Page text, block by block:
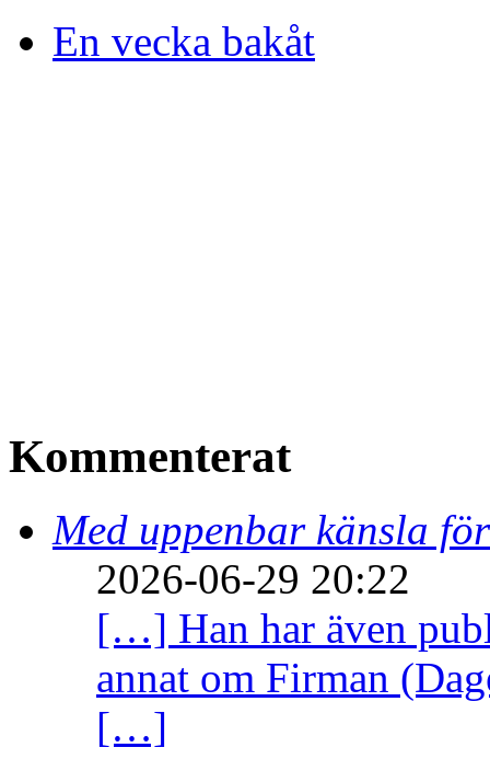
En vecka bakåt
Kommenterat
Med uppenbar känsla
2026-06-29 20:22
[…] Han har även
annat om Firman
[…]